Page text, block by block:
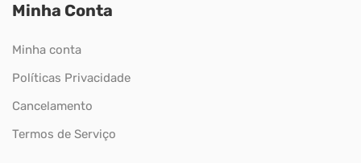
Minha Conta
Minha conta
Políticas Privacidade
Cancelamento
Termos de Serviço